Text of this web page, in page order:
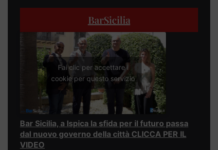
BarSicilia
Fai clic per accettare i
cookie per questo servizio
Bar Sicilia, a Ispica la sfida per il futuro passa
dal nuovo governo della città CLICCA PER IL
VIDEO